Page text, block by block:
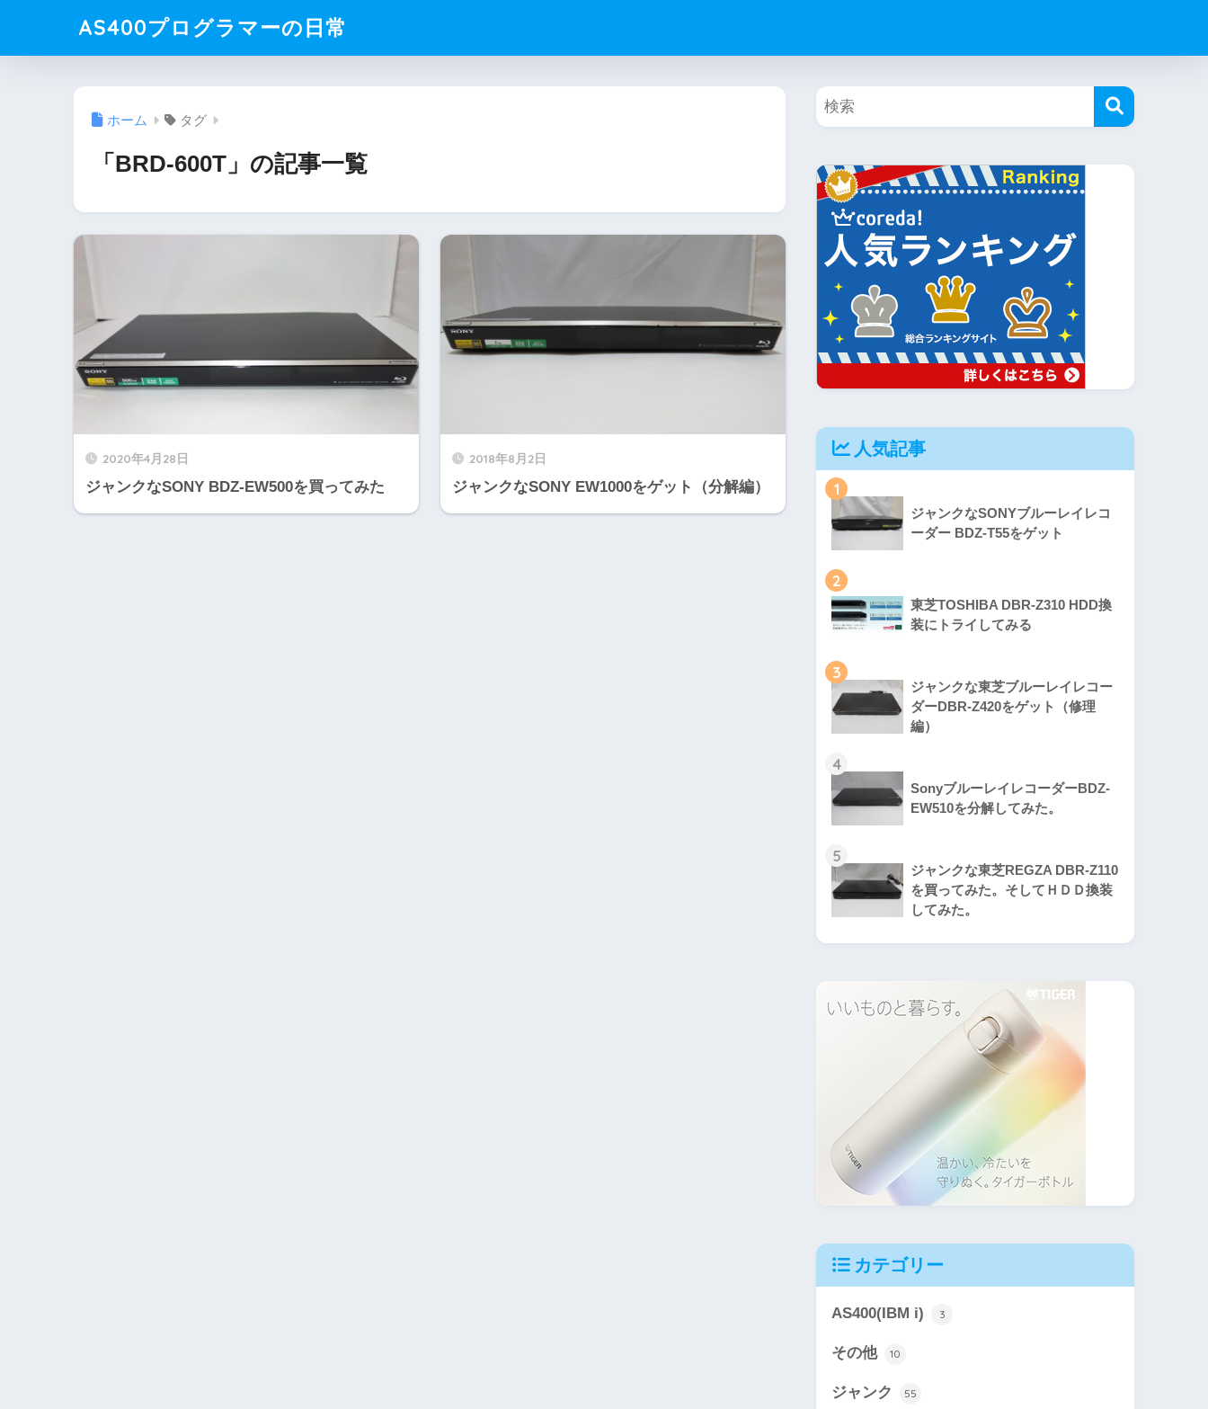
AS400プログラマーの日常
ホーム タグ
「BRD-600T」の記事一覧
2020年4月28日
ジャンクなSONY BDZ-EW500を買ってみた
2018年8月2日
ジャンクなSONY EW1000をゲット（分解編）
人気記事
1
ジャンクなSONYブルーレイレコ
ーダー BDZ-T55をゲット
2
東芝TOSHIBA DBR-Z310 HDD換
装にトライしてみる
3
ジャンクな東芝ブルーレイレコー
ダーDBR-Z420をゲット（修理
編）
4
SonyブルーレイレコーダーBDZ-
EW510を分解してみた。
5
ジャンクな東芝REGZA DBR-Z110
を買ってみた。そしてＨＤＤ換装
してみた。
カテゴリー
AS400(IBM i) 3
その他 10
ジャンク 55